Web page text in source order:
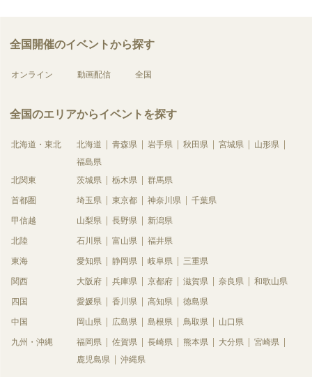
全国開催のイベントから探す
オンライン 動画配信 全国
全国のエリアからイベントを探す
北海道・東北 北海道 青森県 岩手県 秋田県 宮城県
山形県
福島県
北関東
茨城県 栃木県 群馬県
首都圏 埼玉県 東京都 神奈川県 千葉県
甲信越 山梨県 長野県 新潟県
北陸 石川県 富山県 福井県
東海 愛知県 静岡県 岐阜県 三重県
関西 大阪府 兵庫県 京都府 滋賀県 奈良県 和歌山県
四国 愛媛県 香川県 高知県 徳島県
中国 岡山県 広島県 島根県 鳥取県 山口県
九州・沖縄 福岡県 佐賀県 長崎県 熊本県 大分県
宮崎県
鹿児島県
沖縄県